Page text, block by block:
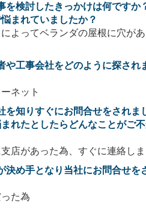
を検討したきっかけは何ですか
まれていましたか？
よってベランダの屋根に穴が
や工事会社をどのように探され
ネット
を知りすぐにお問合せをされま
まれたとしたらどんなことがご
店があった為、すぐに連絡しま
決め手となり当社にお問合せを
た為